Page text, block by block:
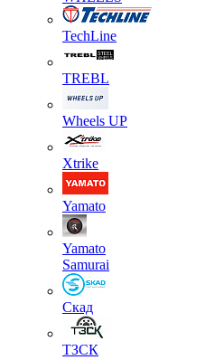
TechLine
TREBL
Wheels UP
Xtrike
Yamato
Yamato
Samurai
Скад
ТЗСК